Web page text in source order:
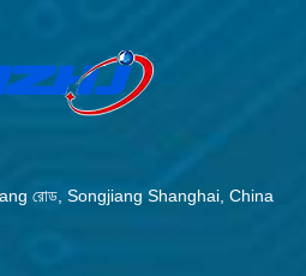
রোড, Songjiang Shanghai, China